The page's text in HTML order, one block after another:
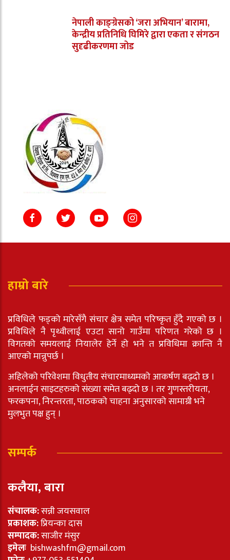
नेपाली काङ्ग्रेसको ‘जरा अभियान’ बारामा,
केन्द्रीय प्रतिनिधि घिमिरे द्वारा एकता र संगठन
सुदृढीकरणमा जोड
हाम्रो बारे
प्रविधिले फड्को मारेसँगै संचार क्षेत्र समेत परिष्कृत हुँदै गएको छ ।
प्रविधिले नै पृथ्वीलाई एउटा सानो गाउँमा परिणत गरेको छ ।
विगतको समयलाई नियालेर हेर्ने हो भने त प्रविधिमा क्रान्ति नै
आएको मान्नुपर्छ ।
अहिलेको परिवेशमा विधुतीय संचारमाध्यमको आकर्षण बढ्दो छ ।
अनलाईन साइटहरुको संख्या समेत बढ्दो छ । तर गुणस्तरीयता,
फरकपना, निरन्तरता, पाठकको चाहना अनुसारको सामाग्री भने
मुलभुत पक्ष हुन् ।
सम्पर्क
कलैया, बारा
संचालक:सन्नी जयसवाल
प्रकाशक:प्रियन्का दास
सम्पादक:साजीर मंसुर
इमेलः bishwashfm@gmail.com